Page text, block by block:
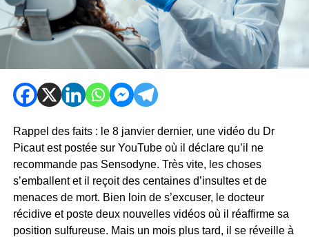
Rappel des faits : le 8 janvier dernier, une vidéo du Dr
Picaut est postée sur YouTube où il déclare qu’il ne
recommande pas Sensodyne. Très vite, les choses
s’emballent et il reçoit des centaines d’insultes et de
menaces de mort. Bien loin de s’excuser, le docteur
récidive et poste deux nouvelles vidéos où il réaffirme sa
position sulfureuse. Mais un mois plus tard, il se réveille à